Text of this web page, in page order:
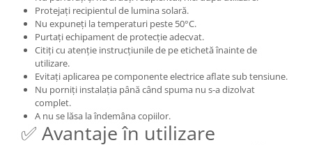
Protejați recipientul de lumina solară.
Nu expuneți la temperaturi peste 50°C.
Purtați echipament de protecție adecvat.
Citiți cu atenție instrucțiunile de pe etichetă înainte de
utilizare.
Evitați aplicarea pe componente electrice aflate sub tensiune.
Nu porniți instalația până când spuma nu s-a dizolvat
complet.
A nu se lăsa la îndemâna copiilor.
✅ Avantaje în utilizare